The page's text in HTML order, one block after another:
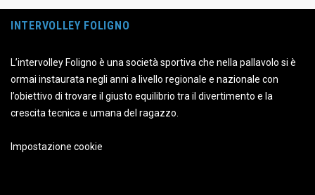
INTERVOLLEY FOLIGNO
L’intervolley Foligno è una società sportiva che nella pallavolo si è
ormai instaurata negli anni a livello regionale e nazionale con
l’obiettivo di trovare il giusto equilibrio tra il divertimento e la
crescita tecnica e umana del ragazzo.
Impostazione cookie